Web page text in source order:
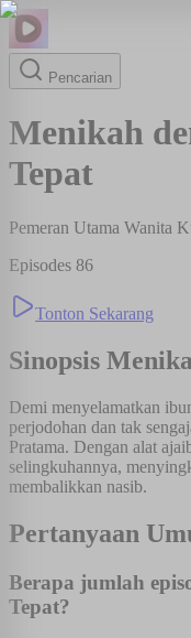
Pencarian
Menikah
Tepat
Pemeran Utama Wanita
Episodes 86
Tonton Sekarang
Sinopsis
Demi menyelamatkan
perjodohan dan tak
Pratama. Dengan alat
selingkuhannya,
membalikkan nasib.
Pertanyaan
Berapa jumlah
Tepat?